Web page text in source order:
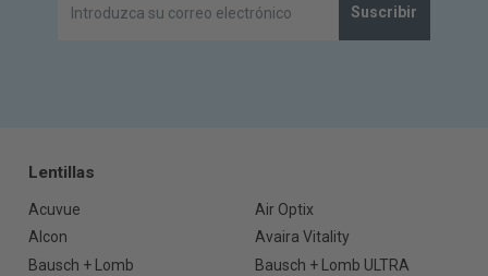
Suscribir
Lentillas
Acuvue
Air Optix
Alcon
Avaira Vitality
Bausch + Lomb
Bausch + Lomb ULTRA